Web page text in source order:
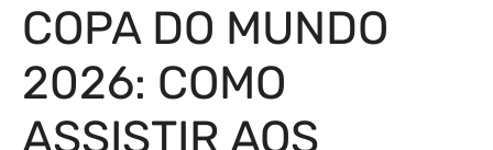
COPA DO MUNDO
2026: COMO
ASSISTIR AOS